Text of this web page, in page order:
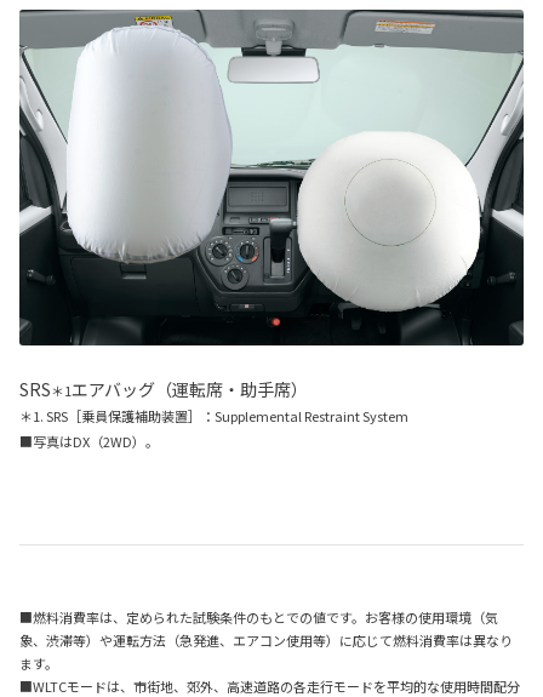
SRS＊1エアバッグ（運転席・助手席）
＊1. SRS［乗員保護補助装置］：Supplemental Restraint System
■写真はDX（2WD）。
■燃料消費率は、定められた試験条件のもとでの値です。お客様の使用環境（気
象、渋滞等）や運転方法（急発進、エアコン使用等）に応じて燃料消費率は異なり
ます。
■WLTCモードは、市街地、郊外、高速道路の各走行モードを平均的な使用時間配分